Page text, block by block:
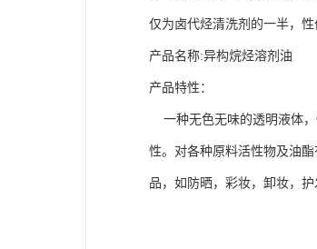
仅为卤代烃清洗剂的一半，性
产品名称:异构烷烃溶剂油
产品特性：
一种无色无味的透明液体，
性。对各种原料活性物及油
品，如防晒，彩妆，卸妆，